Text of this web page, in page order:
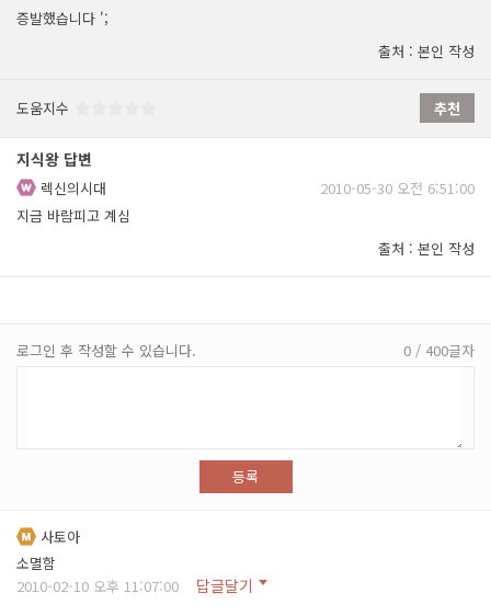
증발했습니다 ';
출처 : 본인 작성
도움지수 추천
지식왕 답변
렉신의시대
2010-05-30 오전 6:51:00
지금 바람피고 계심
출처 : 본인 작성
로그인 후 작성할 수 있습니다. 0 / 400글자
등록
사토아
소멸함
2010-02-10 오후 11:07:00
답글달기